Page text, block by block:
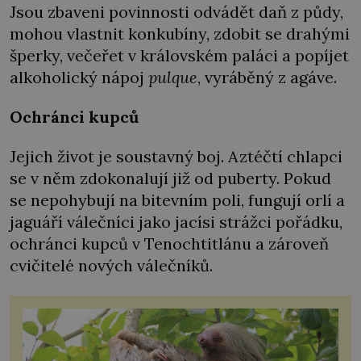
Jsou zbaveni povinnosti odvádět daň z půdy,
mohou vlastnit konkubíny, zdobit se drahými
šperky, večeřet v královském paláci a popíjet
alkoholický nápoj pulque, vyráběný z agáve.
Ochránci kupců
Jejich život je soustavný boj. Aztéčtí chlapci
se v něm zdokonalují již od puberty. Pokud
se nepohybují na bitevním poli, fungují orlí a
jaguáří válečníci jako jacísi strážci pořádku,
ochránci kupců v Tenochtitlánu a zároveň
cvičitelé nových válečníků.